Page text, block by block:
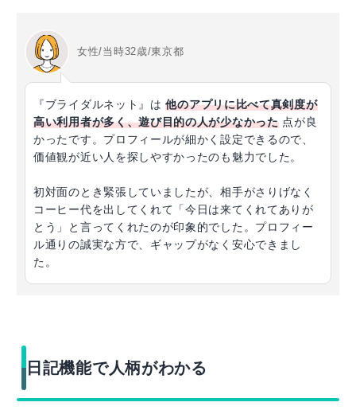
女性/当時32歳/東京都
『ブライダルネット』は他のアプリに比べて真剣度が
高い利用者が多く、遊び目的の人が少なかった点が良
かったです。プロフィールが細かく設定できるので、
価値観が近い人を探しやすかったのも魅力でした。
初対面のとき緊張していましたが、相手がさりげなく
コーヒー代を出してくれて「今日は来てくれてありが
とう」と言ってくれたのが印象的でした。プロフィー
ル通りの誠実な方で、ギャップがなく安心できまし
た。
日記機能で人柄がわかる